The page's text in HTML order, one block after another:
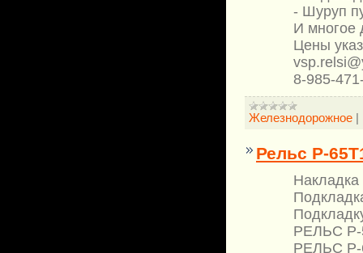
- Шуруп
И многое
Цены
8-985-
Железнодорожное |
Рельс Р-
РЕЛЬС Р-
РЕЛЬС Р-